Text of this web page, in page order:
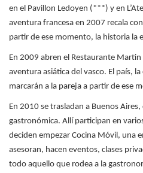
en el Pavillon Ledoyen (***) y en
aventura francesa en 2007 recala
partir de ese momento, la historia la
En 2009 abren el Restaurante
aventura asiática del vasco. El país,
marcarán a la pareja a partir de ese
En 2010 se trasladan a Buenos
gastronómica. Allí participan en
deciden empezar Cocina Móvil, una
asesoran, hacen eventos, clases
todo aquello que rodea a la